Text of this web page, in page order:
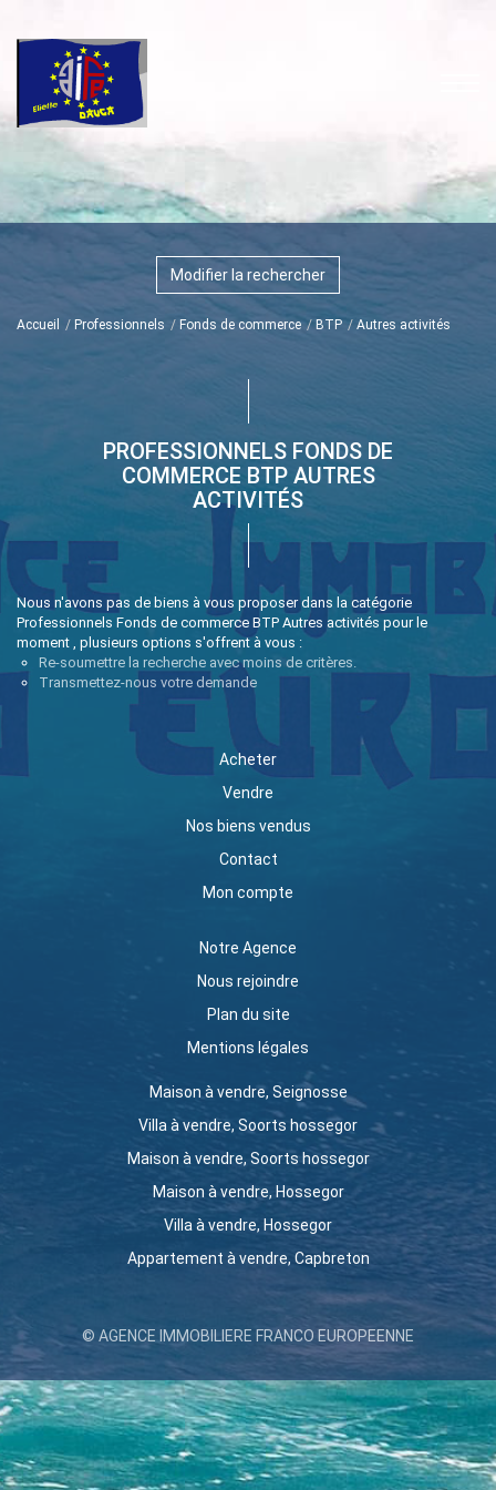
Modifier la rechercher
Accueil Professionnels Fonds de commerce BTP Autres activités
PROFESSIONNELS FONDS DE
COMMERCE BTP AUTRES
ACTIVITÉS
Nous n'avons pas de biens à vous proposer dans la catégorie
Professionnels Fonds de commerce BTP Autres activités pour le
moment , plusieurs options s'offrent à vous :
Re-soumettre la recherche avec moins de critères.
Transmettez-nous votre demande
Acheter
Vendre
Nos biens vendus
Contact
Mon compte
Notre Agence
Nous rejoindre
Plan du site
Mentions légales
Maison à vendre, Seignosse
Villa à vendre, Soorts hossegor
Maison à vendre, Soorts hossegor
Maison à vendre, Hossegor
Villa à vendre, Hossegor
Appartement à vendre, Capbreton
© AGENCE IMMOBILIERE FRANCO EUROPEENNE